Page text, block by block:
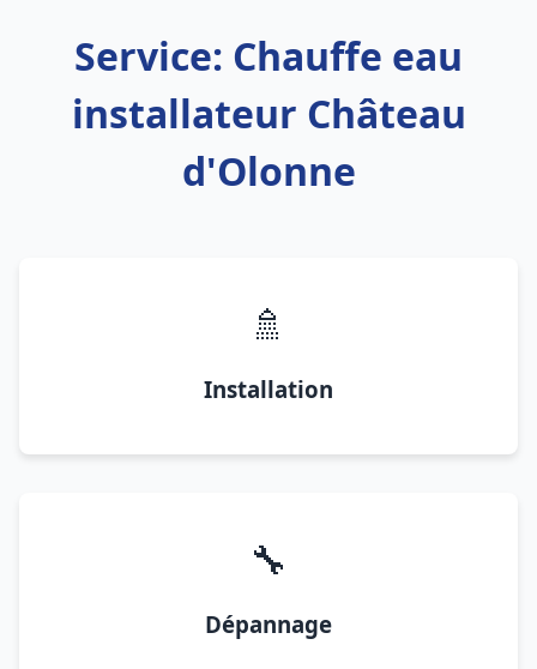
Service: Chauffe eau
installateur Château
d'Olonne
🚿
Installation
🔧
Dépannage